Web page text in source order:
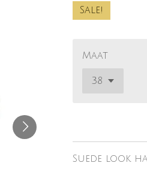
Sale!
Maat
Suede look